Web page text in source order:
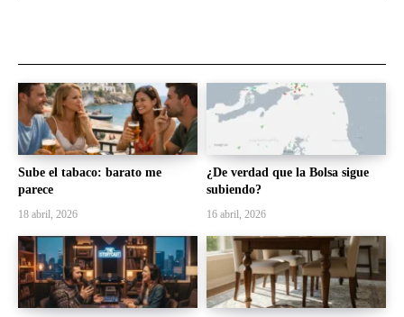
Sube el tabaco: barato me
parece
18 abril, 2026
¿De verdad que la Bolsa sigue
subiendo?
16 abril, 2026